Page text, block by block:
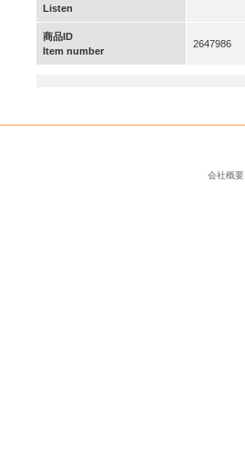
Listen
商品ID
Item number
2647986
会社概要